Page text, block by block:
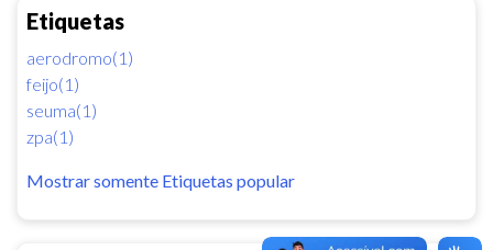
Etiquetas
aerodromo(1)
feijo(1)
seuma(1)
zpa(1)
Mostrar somente Etiquetas popular